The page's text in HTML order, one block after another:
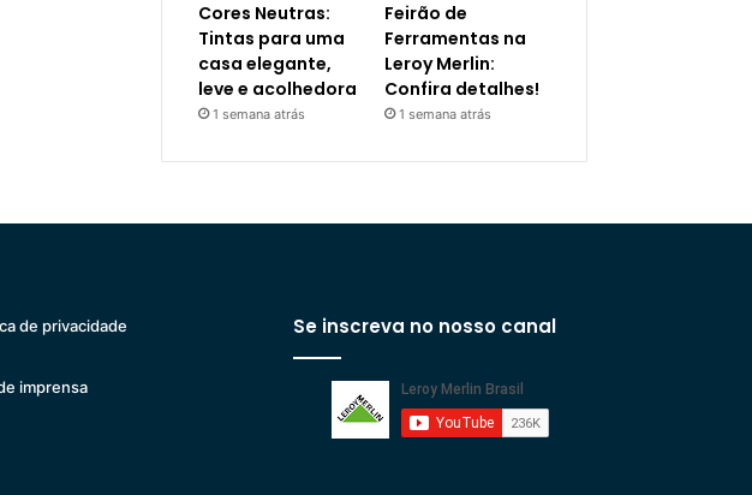
Cores Neutras:
Tintas para uma
casa elegante,
leve e acolhedora
1 semana atrás
Feirão de
Ferramentas na
Leroy Merlin:
Confira detalhes!
1 semana atrás
de privacidade
imprensa
Se inscreva no nosso canal